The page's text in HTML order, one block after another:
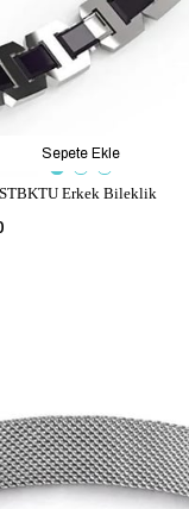
Erkek Bileklik
Sepete Ekle